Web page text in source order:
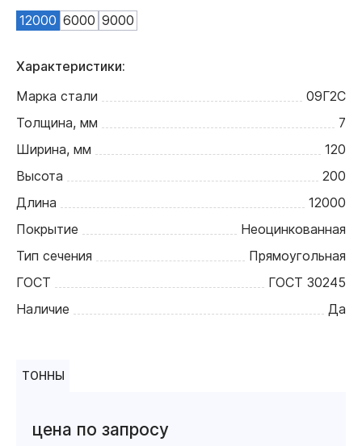
12000 6000 9000
Характеристики:
Марка стали
09Г2С
Толщина, мм
7
Ширина, мм
120
Высота
200
Длина
12000
Покрытие
Неоцинкованная
Тип сечения
Прямоугольная
ГОСТ
ГОСТ 30245
Наличие
Да
ТОННЫ
цена по запросу